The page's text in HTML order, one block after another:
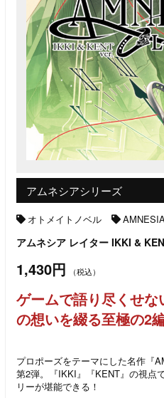
アムネシアシリーズ
オトメイトノベル
アムネシア レイター IKKI &
1,430円 （税込）
ゲームで語り尽くせな
の想いを綴る至極の2
プロポーズをテーマにした名作『
第2弾。『IKKI』『KENT』の視点
リーが堪能できる！